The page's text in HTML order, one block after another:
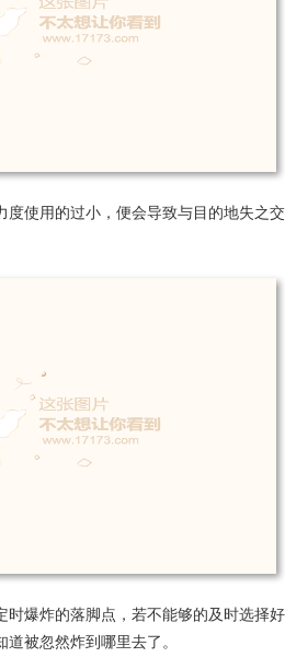
度使用的过小，便会导致与目的地失之交
时爆炸的落脚点，若不能够的及时选择好
被忽然炸到哪里去了。